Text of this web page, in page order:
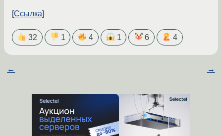
Ссылка
32 1 4 1 6 4
← →